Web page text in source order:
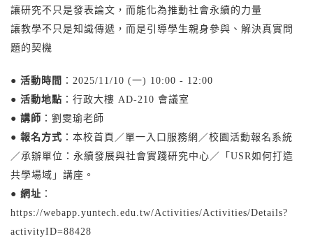
讓研究不只是發表論文，而能化為推動社會永續的力量
讓教學不只是知識傳遞，而是引導學生親身參與、解決真實問
題的契機
● 活動時間 ：2025/11/10 (一) 10:00 - 12:00
● 活動地點 ：行政大樓 AD-210 會議室
● 講師 ：劉雯瑜老師
● 報名方式 ：本校首頁／單一入口服務網／校園活動報名系統
／承辦單位：永續發展與社會實踐研究中心／「USR如何打造
共學場域」講座。
● 網址 ：
https://webapp.yuntech.edu.tw/Activities/Activities/Details?
activityID=88428